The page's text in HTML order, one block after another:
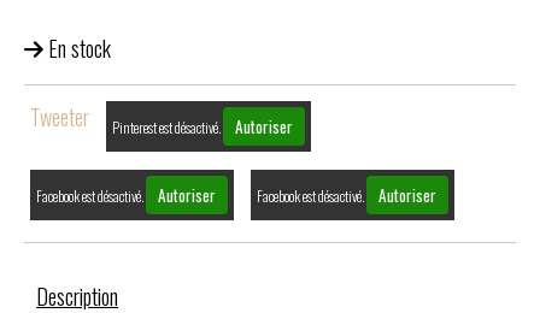
En stock
Tweeter Pinterest est désactivé. Autoriser
Facebook est désactivé. Autoriser Facebook est désactivé. Autoriser
Description